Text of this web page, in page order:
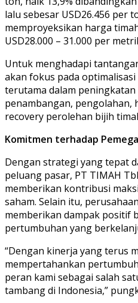
lalu sebesar USD26.456 per
memproyeksikan harga
USD28.000 – 31.000 per
Untuk menghadapi
akan fokus pada
terutama dalam peningkatan
penambangan, pengolahan,
recovery perolehan bijih
Komitmen terhadap
Dengan strategi yang tepat
peluang pasar, PT TIMAH
memberikan kontribusi
saham. Selain itu,
memberikan dampak positif
pertumbuhan yang
“Dengan kinerja yang terus
mempertahankan
peran kami sebagai salah
tambang di Indonesia,”